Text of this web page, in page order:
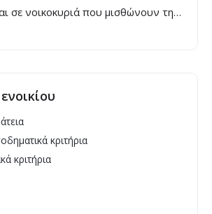
σε νοικοκυριά που μισθώνουν την
που επιβαρύνονται με το
με τη σύνθεση του
κριτήρια
κριτήρια